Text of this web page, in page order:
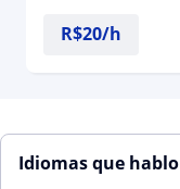
R$20/h
Idiomas que hablo